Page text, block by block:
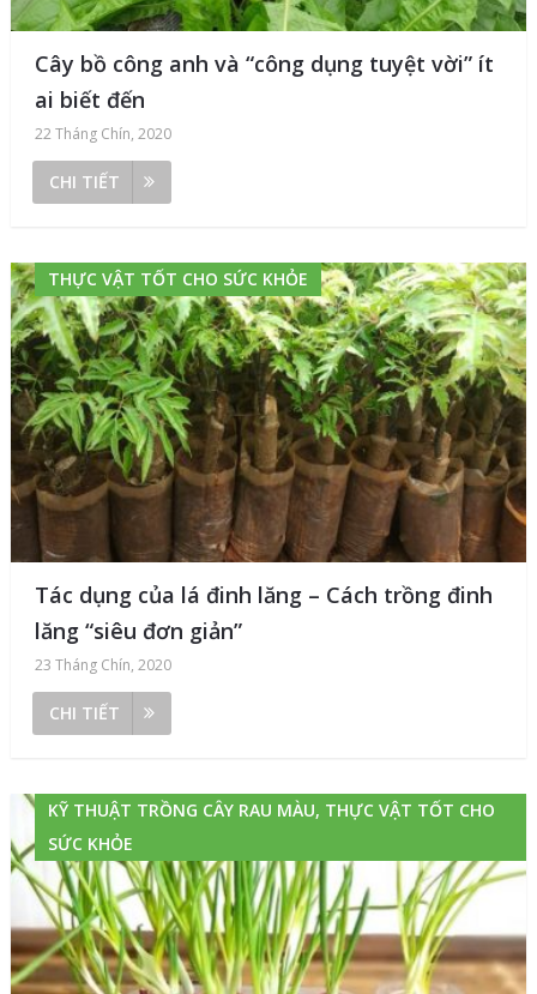
Cây bồ công anh và “công dụng tuyệt vời” ít
ai biết đến
22 Tháng Chín, 2020
CHI TIẾT
THỰC VẬT TỐT CHO SỨC KHỎE
Tác dụng của lá đinh lăng – Cách trồng đinh
lăng “siêu đơn giản”
23 Tháng Chín, 2020
CHI TIẾT
KỸ THUẬT TRỒNG CÂY RAU MÀU, THỰC VẬT TỐT CHO
SỨC KHỎE